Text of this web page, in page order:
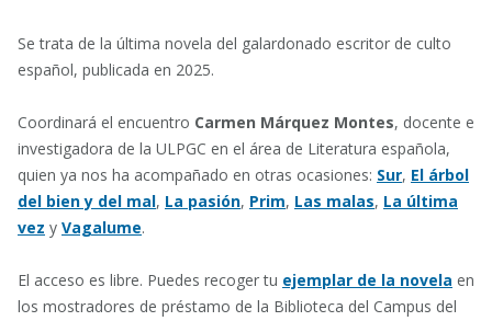
Se trata de la última novela del galardonado escritor de culto
español, publicada en 2025.
Coordinará el encuentro Carmen Márquez Montes, docente e
investigadora de la ULPGC en el área de Literatura española,
quien ya nos ha acompañado en otras ocasiones: Sur, El árbol
del bien y del mal, La pasión, Prim, Las malas, La última
vez y Vagalume.
El acceso es libre. Puedes recoger tu ejemplar de la novela en
los mostradores de préstamo de la Biblioteca del Campus del